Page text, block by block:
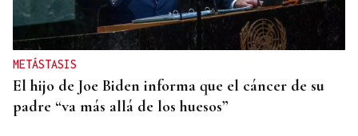
METÁSTASIS
El hijo de Joe Biden informa que el cáncer de su
padre “va más allá de los huesos”